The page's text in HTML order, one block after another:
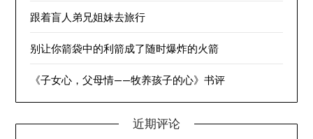
跟着盲人弟兄姐妹去旅行
别让你箭袋中的利箭成了随时爆炸的火箭
《子女心，父母情——牧养孩子的心》书评
近期评论